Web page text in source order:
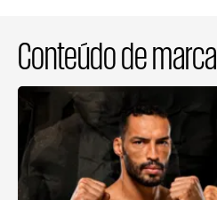
Conteúdo de marca